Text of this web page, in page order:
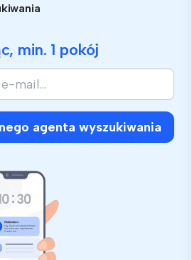
min. 1 pokój
agenta wyszukiwania